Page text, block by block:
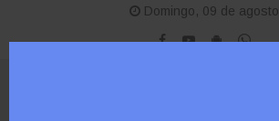
Domingo, 09 de agosto